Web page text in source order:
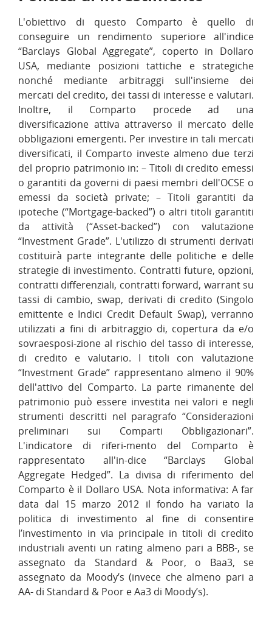
L'obiettivo di questo Comparto è quello di
conseguire un rendimento superiore all'indice
“Barclays Global Aggregate”, coperto in Dollaro
USA, mediante posizioni tattiche e strategiche
nonché mediante arbitraggi sull'insieme dei
mercati del credito, dei tassi di interesse e valutari.
Inoltre, il Comparto procede ad una
diversificazione attiva attraverso il mercato delle
obbligazioni emergenti. Per investire in tali mercati
diversificati, il Comparto investe almeno due terzi
del proprio patrimonio in: – Titoli di credito emessi
o garantiti da governi di paesi membri dell'OCSE o
emessi da società private; – Titoli garantiti da
ipoteche (“Mortgage-backed”) o altri titoli garantiti
da attività (“Asset-backed”) con valutazione
“Investment Grade”. L'utilizzo di strumenti derivati
costituirà parte integrante delle politiche e delle
strategie di investimento. Contratti future, opzioni,
contratti differenziali, contratti forward, warrant su
tassi di cambio, swap, derivati di credito (Singolo
emittente e Indici Credit Default Swap), verranno
utilizzati a fini di arbitraggio di, copertura da e/o
sovraesposi-zione al rischio del tasso di interesse,
di credito e valutario. I titoli con valutazione
“Investment Grade” rappresentano almeno il 90%
dell'attivo del Comparto. La parte rimanente del
patrimonio può essere investita nei valori e negli
strumenti descritti nel paragrafo “Considerazioni
preliminari sui Comparti Obbligazionari”.
L'indicatore di riferi-mento del Comparto è
rappresentato all'in-dice “Barclays Global
Aggregate Hedged”. La divisa di riferimento del
Comparto è il Dollaro USA. Nota informativa: A far
data dal 15 marzo 2012 il fondo ha variato la
politica di investimento al fine di consentire
l’investimento in via principale in titoli di credito
industriali aventi un rating almeno pari a BBB-, se
assegnato da Standard & Poor, o Baa3, se
assegnato da Moody’s (invece che almeno pari a
AA- di Standard & Poor e Aa3 di Moody’s).